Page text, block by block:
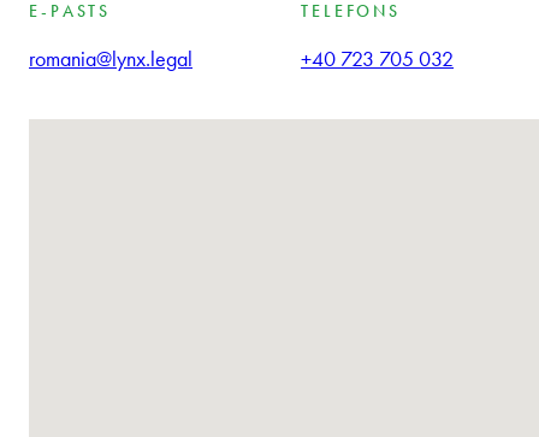
E-PASTS
romania@lynx.legal
TELEFONS
+40 723 705 032